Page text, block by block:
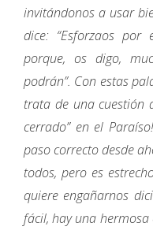
invitándonos a usar
dice: “Esforzaos
porque, os digo,
podrán”. Con estas
trata de una cuestión
cerrado” en el
paso correcto desde
todos, pero es
quiere engañarnos
fácil, hay una